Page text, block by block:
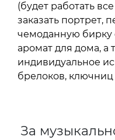
(будет работать
заказать портрет,
чемоданную бирку
аромат для дома, а
индивидуальное
брелоков, ключниц
За